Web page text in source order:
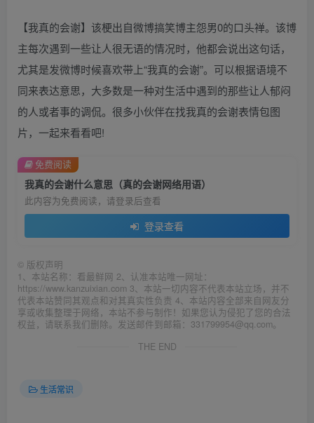
【我真的会谢】该梗出自微博搞笑博主怨男0的口头禅。该博
主每次遇到一些让人很无语的情况时，他都会说出这句话，
尤其是发微博时候喜欢带上“我真的会谢”。可以根据语境不
同来表达意思，大多数是一种对生活中遇到的那些让人郁闷
的人或者事的调侃。很多小伙伴在找我真的会谢表情包图
片，一起来看看吧!
我真的会谢什么意思（真的会谢网络用语）
此内容为免费阅读，请登录后查看
登录查看
免费阅读
© 版权声明
1、本站名称：看最鲜网 2、认准本站唯一网址：
https://www.kanzuixian.com 3、本站一切内容不代表本站立场，并不
代表本站赞同其观点和对其真实性负责 4、本站内容全部来自网友分
享或收集整理于网络，本站不参与制作！如果您认为侵犯了您的合法
权益，请联系我们删除。发送邮件到邮箱：331799954@qq.com。
THE END
生活常识